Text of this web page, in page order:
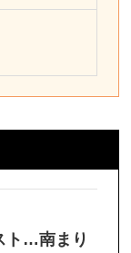
ト…南まり